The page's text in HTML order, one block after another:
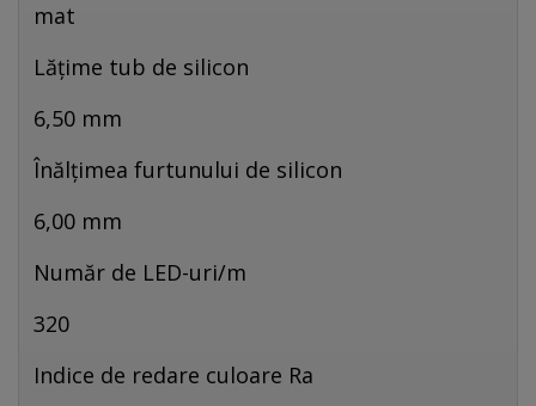
mat
Lățime tub de silicon
6,50 mm
Înălţimea furtunului de silicon
6,00 mm
Număr de LED-uri/m
320
Indice de redare culoare Ra